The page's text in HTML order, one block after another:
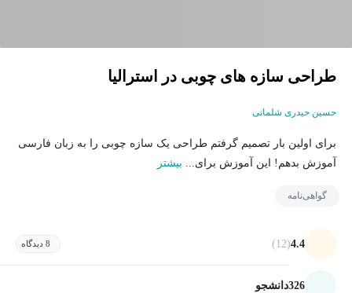
طراحی سازه های چوبی در استرالیا
حسین حیدری شلمانی
برای اولین بار تصمیم گرفتم طراحی یک سازه چوبی را به زبان فارسی
آموزش بدهم! این آموزش برای... بیشتر
گواهی‌نامه
4.4
(12) 8 دیدگاه
326دانشجو